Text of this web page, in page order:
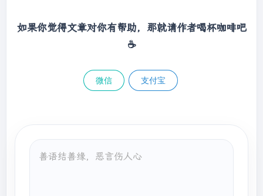
如果你觉得文章对你有帮助，那就请作者喝杯咖啡吧
☕
微信 支付宝